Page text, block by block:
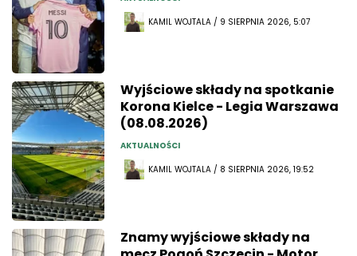
KAMIL WOJTALA / 9 SIERPNIA 2026, 5:07
Wyjściowe składy na spotkanie
Korona Kielce - Legia Warszawa
(08.08.2026)
AKTUALNOŚCI
KAMIL WOJTALA / 8 SIERPNIA 2026, 19:52
Znamy wyjściowe składy na